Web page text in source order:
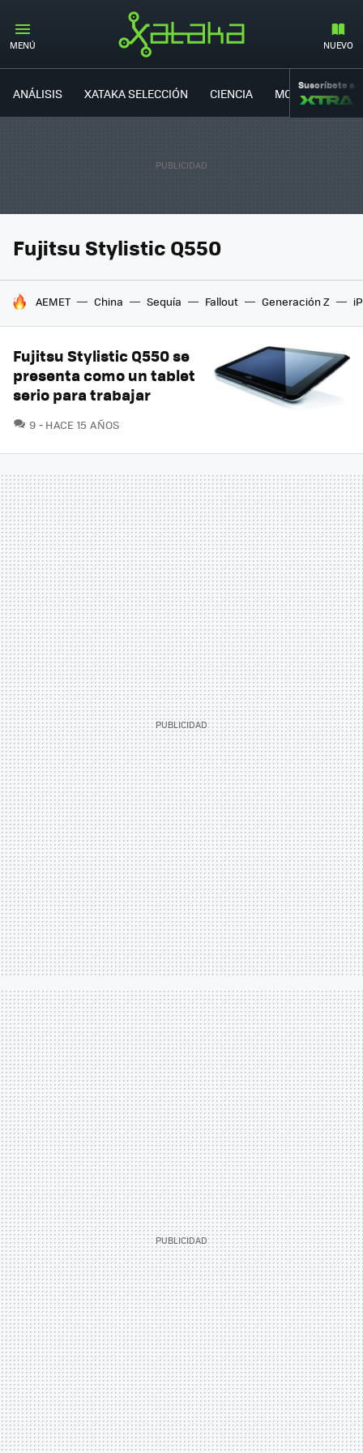
MENÚ NUEVO
ANÁLISIS XATAKA SELECCIÓN CIENCIA MOVILIDAD
Suscríbete a
Fujitsu Stylistic Q550
HOY SE HABLA DE
AEMET China Sequía Fallout Generación Z
Fujitsu Stylistic Q550 se
presenta como un tablet
serio para trabajar
9 COMENTARIOS
HACE 15 AÑOS